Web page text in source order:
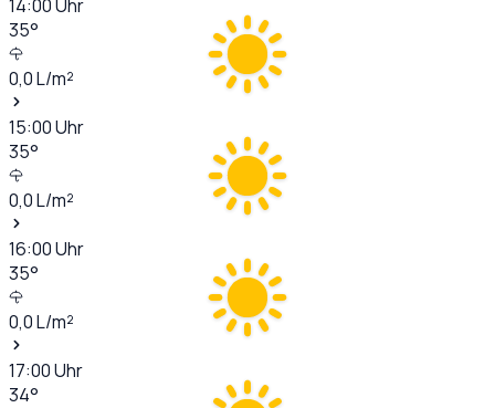
14:00Uhr
35°
0,0L/m²
15:00Uhr
35°
0,0L/m²
16:00Uhr
35°
0,0L/m²
17:00Uhr
34°